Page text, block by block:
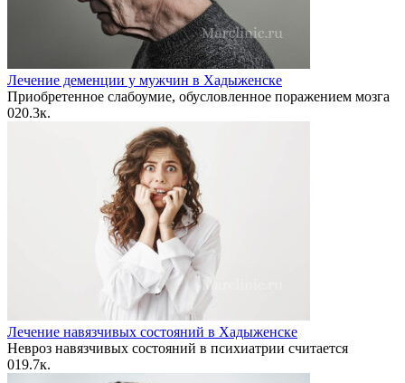
Лечение деменции у мужчин в Хадыженске
Приобретенное слабоумие, обусловленное поражением мозга
020.3к.
Лечение навязчивых состояний в Хадыженске
Невроз навязчивых состояний в психиатрии считается
019.7к.